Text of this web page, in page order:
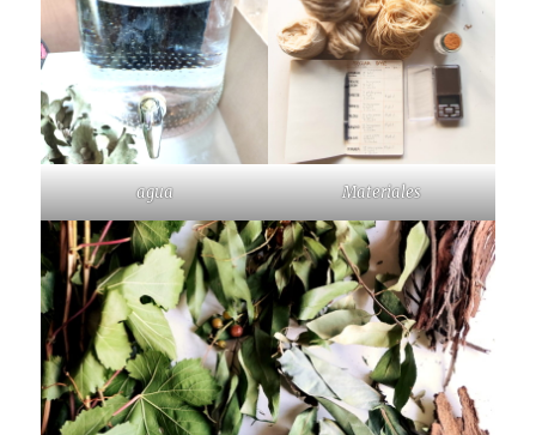
agua Materiales